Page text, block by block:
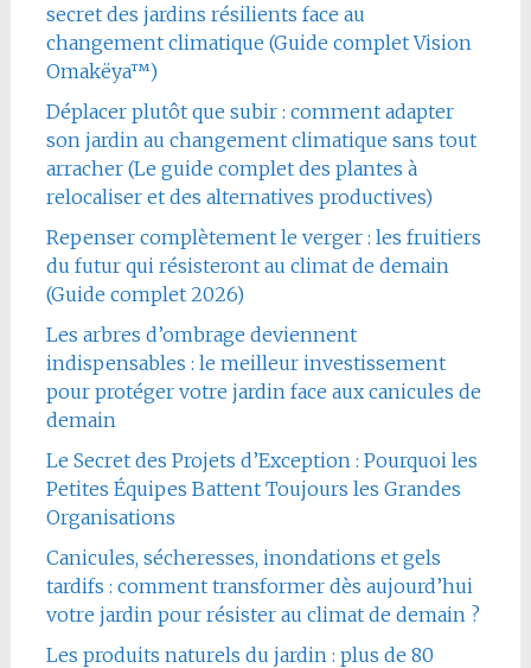
secret des jardins résilients face au
changement climatique (Guide complet Vision
Omakëya™)
Déplacer plutôt que subir : comment adapter
son jardin au changement climatique sans tout
arracher (Le guide complet des plantes à
relocaliser et des alternatives productives)
Repenser complètement le verger : les fruitiers
du futur qui résisteront au climat de demain
(Guide complet 2026)
Les arbres d’ombrage deviennent
indispensables : le meilleur investissement
pour protéger votre jardin face aux canicules de
demain
Le Secret des Projets d’Exception : Pourquoi les
Petites Équipes Battent Toujours les Grandes
Organisations
Canicules, sécheresses, inondations et gels
tardifs : comment transformer dès aujourd’hui
votre jardin pour résister au climat de demain ?
Les produits naturels du jardin : plus de 80